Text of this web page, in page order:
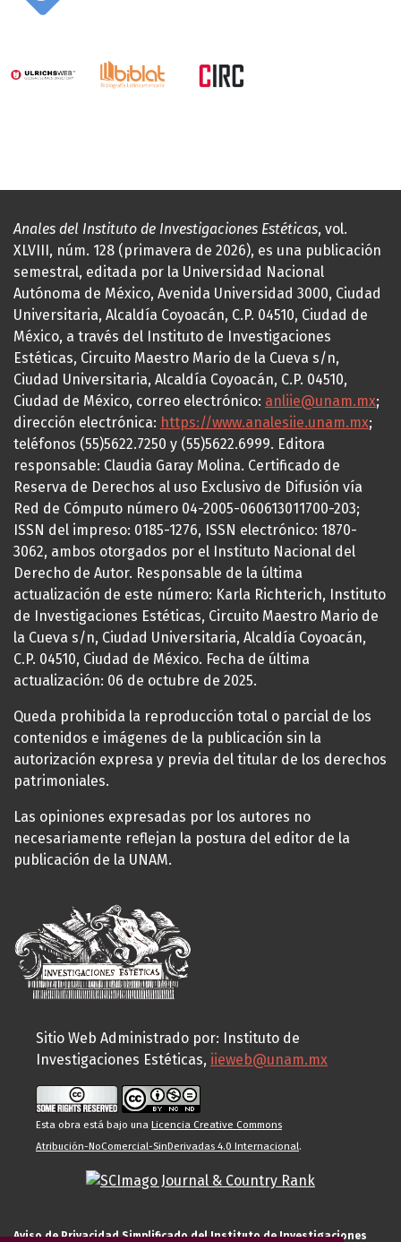
Anales del Instituto de Investigaciones Estéticas, vol.
XLVIII, núm. 128 (primavera de 2026), es una publicación
semestral, editada por la Universidad Nacional
Autónoma de México, Avenida Universidad 3000, Ciudad
Universitaria, Alcaldía Coyoacán, C.P. 04510, Ciudad de
México, a través del Instituto de Investigaciones
Estéticas, Circuito Maestro Mario de la Cueva s/n,
Ciudad Universitaria, Alcaldía Coyoacán, C.P. 04510,
Ciudad de México, correo electrónico: anliie@unam.mx;
dirección electrónica: https://www.analesiie.unam.mx;
teléfonos (55)5622.7250 y (55)5622.6999. Editora
responsable: Claudia Garay Molina. Certificado de
Reserva de Derechos al uso Exclusivo de Difusión vía
Red de Cómputo número 04-2005-060613011700-203;
ISSN del impreso: 0185-1276, ISSN electrónico: 1870-
3062, ambos otorgados por el Instituto Nacional del
Derecho de Autor. Responsable de la última
actualización de este número: Karla Richterich, Instituto
de Investigaciones Estéticas, Circuito Maestro Mario de
la Cueva s/n, Ciudad Universitaria, Alcaldía Coyoacán,
C.P. 04510, Ciudad de México. Fecha de última
actualización: 06 de octubre de 2025.
Queda prohibida la reproducción total o parcial de los
contenidos e imágenes de la publicación sin la
autorización expresa y previa del titular de los derechos
patrimoniales.
Las opiniones expresadas por los autores no
necesariamente reflejan la postura del editor de la
publicación de la UNAM.
Sitio Web Administrado por: Instituto de
Investigaciones Estéticas, iieweb@unam.mx
Esta obra está bajo una Licencia Creative Commons
Atribución-NoComercial-SinDerivadas 4.0 Internacional.
Aviso de Privacidad Simplificado del Instituto de Investigaciones